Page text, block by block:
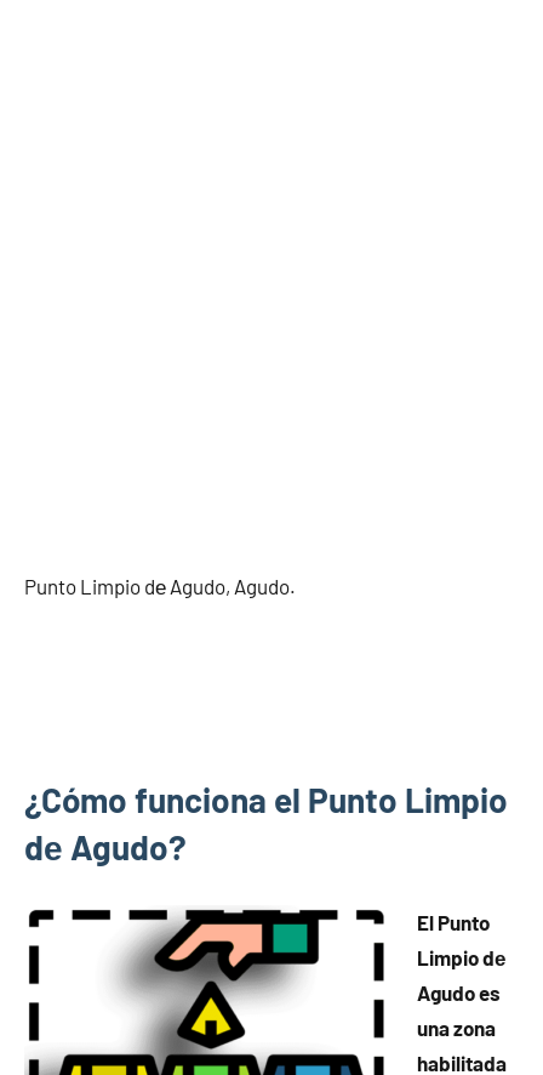
Punto Limpio dе Agudo, Agudo.
¿Cómo funciona el Punto Limpio
dе Agudo?
El Punto
Limpio dе
Agudo es
una zona
habilitada